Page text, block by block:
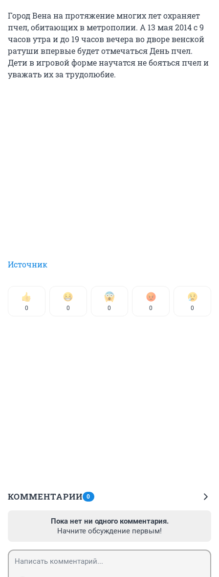
Город Вена на протяжение многих лет охраняет
пчел, обитающих в метрополии. А 13 мая 2014 с 9
часов утра и до 19 часов вечера во дворе венской
ратуши впервые будет отмечаться День пчел.
Дети в игровой форме научатся не бояться пчел и
уважать их за трудолюбие.
Источник
0 0 0 0 0
КОММЕНТАРИИ 0
Пока нет ни одного комментария.
Начните обсуждение первым!